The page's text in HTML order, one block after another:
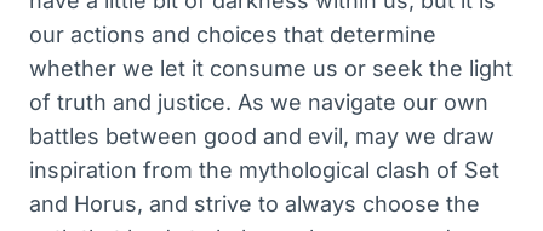
our actions and choices that determine
whether we let it consume us or seek the light
of truth and justice. As we navigate our own
battles between good and evil, may we draw
inspiration from the mythological clash of Set
and Horus, and strive to always choose the